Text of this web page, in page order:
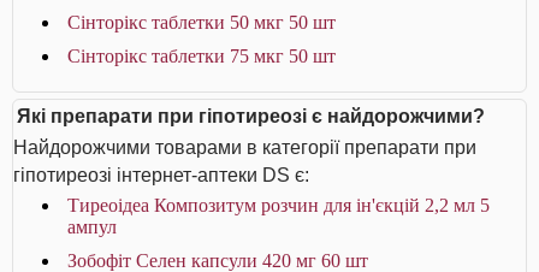
Сінторікс таблетки 50 мкг 50 шт
Сінторікс таблетки 75 мкг 50 шт
Які препарати при гіпотиреозі є найдорожчими?
Найдорожчими товарами в категорії препарати при
гіпотиреозі інтернет-аптеки DS є:
Тиреоідеа Композитум розчин для ін'єкцій 2,2 мл 5
ампул
Зобофіт Селен капсули 420 мг 60 шт